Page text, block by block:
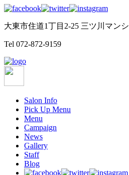
大東市住道1丁目2-25 三ツ川マン
Tel 072-872-9159
Salon Info
Pick Up Menu
Menu
Campaign
News
Gallery
Staff
Blog